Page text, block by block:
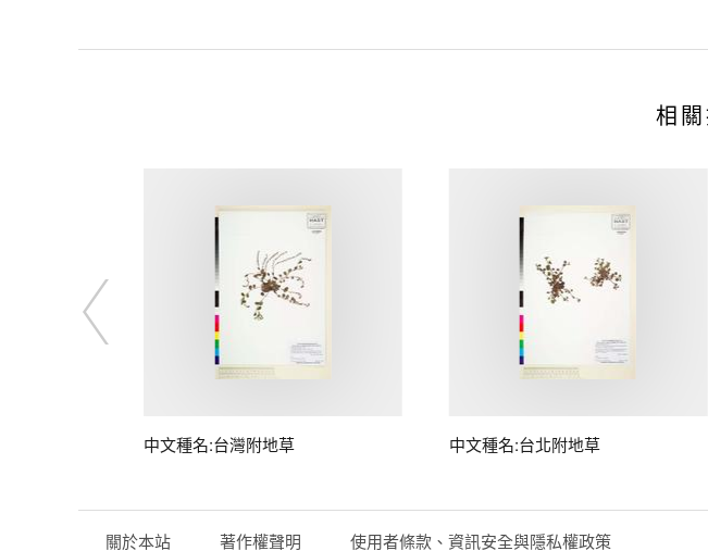
相
中文種名:台灣附地草 中文種名:台北附地草
關於本站 著作權聲明 使用者條款、資訊安全與隱私權政策